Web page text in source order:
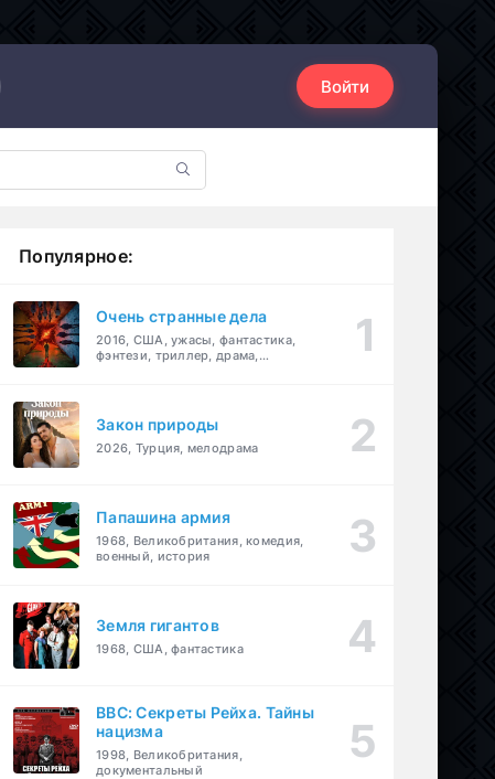
Войти
Популярное:
Очень странные дела
2016, США, ужасы, фантастика,
фэнтези, триллер, драма,
Закон природы
2026, Турция, мелодрама
Папашина армия
1968, Великобритания, комедия,
военный, история
Земля гигантов
1968, США, фантастика
BBC: Секреты Рейха. Тайны
нацизма
1998, Великобритания,
документальный